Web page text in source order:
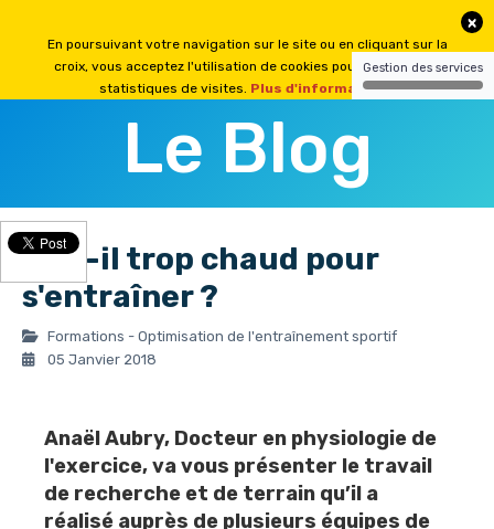
Le Blog
Fait-il trop chaud pour
s'entraîner ?
Formations - Optimisation de l'entraînement sportif
05 Janvier 2018
Anaël Aubry, Docteur en physiologie de
l'exercice, va vous présenter le travail
de recherche et de terrain qu’il a
réalisé auprès de plusieurs équipes de